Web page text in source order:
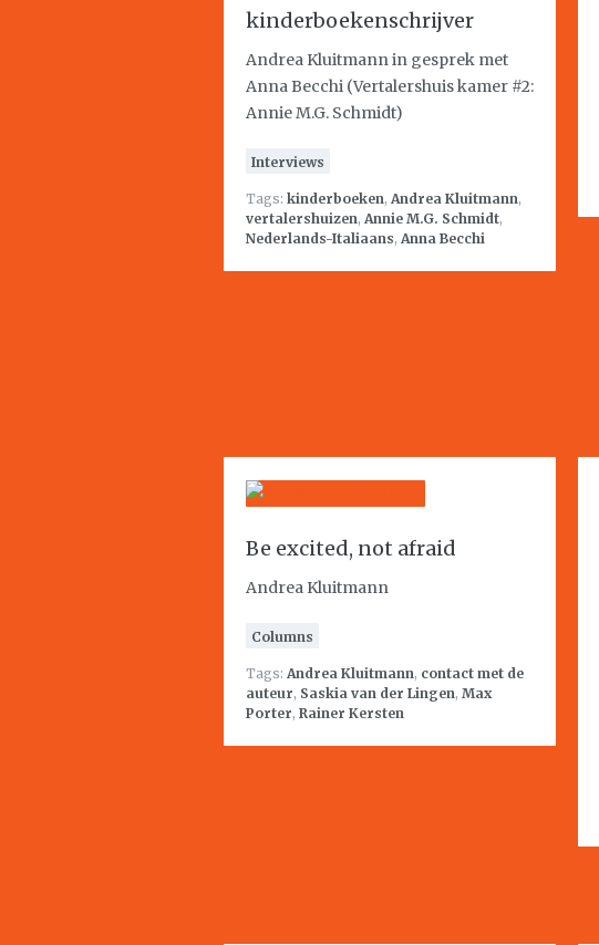
kinderboekenschrijver
Andrea Kluitmann in gesprek met
Anna Becchi (Vertalershuis kamer #2:
Annie M.G. Schmidt)
Interviews
Tags: kinderboeken, Andrea Kluitmann,
vertalershuizen, Annie M.G. Schmidt,
Nederlands-Italiaans, Anna Becchi
Be excited, not afraid
Andrea Kluitmann
Columns
Tags: Andrea Kluitmann, contact met de
auteur, Saskia van der Lingen, Max
Porter, Rainer Kersten